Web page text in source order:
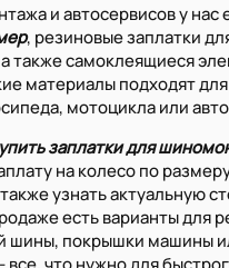
и автосервисов у нас
, резиновые заплатки
также самоклеящиеся
материалы подходят
мотоцикла или
заплатки для
на колесо по
узнать актуальную
есть варианты для
шины, покрышки машины